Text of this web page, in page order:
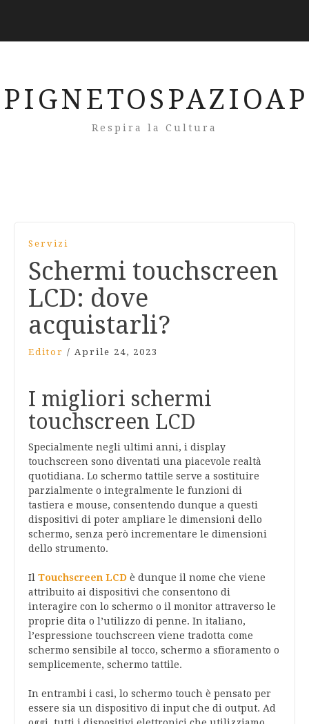
Respira la Cultura
Servizi
Schermi touchscreen
LCD: dove
acquistarli?
Editor / Aprile 24, 2023
I migliori schermi
touchscreen LCD
Specialmente negli ultimi anni, i display
touchscreen sono diventati una piacevole realtà
quotidiana. Lo schermo tattile serve a sostituire
parzialmente o integralmente le funzioni di
tastiera e mouse, consentendo dunque a questi
dispositivi di poter ampliare le dimensioni dello
schermo, senza però incrementare le dimensioni
dello strumento.
Il Touchscreen LCD è dunque il nome che viene
attribuito ai dispositivi che consentono di
interagire con lo schermo o il monitor attraverso le
proprie dita o l’utilizzo di penne. In italiano,
l’espressione touchscreen viene tradotta come
schermo sensibile al tocco, schermo a sfioramento o
semplicemente, schermo tattile.
In entrambi i casi, lo schermo touch è pensato per
essere sia un dispositivo di input che di output. Ad